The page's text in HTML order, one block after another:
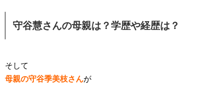
守谷慧さんの母親は？学歴や経歴は？
そして
母親の守谷季美枝さんが